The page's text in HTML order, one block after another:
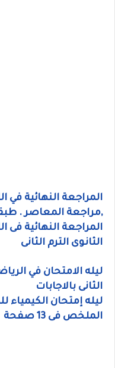
المراجعة النهائية في
,مراجعة المعاصر . طبقا
المراجعة النهائية فى
الثانوى الترم الثانى
ليله الامتحان في
الثانى بالاجابات
ليله إمتحان الكيمياء
الملخص فى 13 صفحة